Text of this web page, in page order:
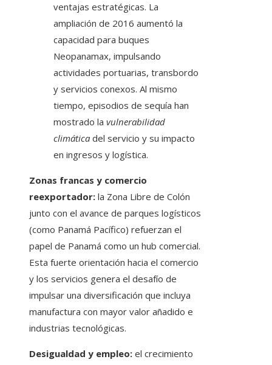
ventajas estratégicas. La
ampliación de 2016 aumentó la
capacidad para buques
Neopanamax, impulsando
actividades portuarias, transbordo
y servicios conexos. Al mismo
tiempo, episodios de sequía han
mostrado la vulnerabilidad
climática del servicio y su impacto
en ingresos y logística.
Zonas francas y comercio
reexportador: la Zona Libre de Colón
junto con el avance de parques logísticos
(como Panamá Pacífico) refuerzan el
papel de Panamá como un hub comercial.
Esta fuerte orientación hacia el comercio
y los servicios genera el desafío de
impulsar una diversificación que incluya
manufactura con mayor valor añadido e
industrias tecnológicas.
Desigualdad y empleo: el crecimiento